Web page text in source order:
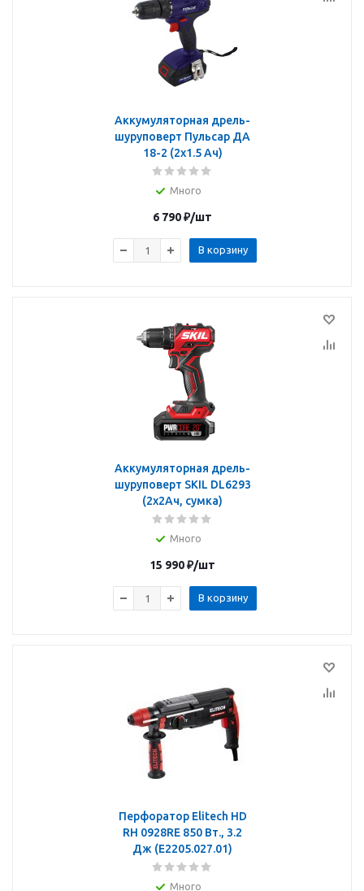
Аккумуляторная дрель-
шуруповерт Пульсар ДА
18-2 (2х1.5 Ач)
Много
6 790₽/шт
В корзину
Аккумуляторная дрель-
шуруповерт SKIL DL6293
(2х2Ач, сумка)
Много
15 990₽/шт
В корзину
Перфоратор Elitech HD
RH 0928RE 850 Вт., 3.2
Дж (E2205.027.01)
Много